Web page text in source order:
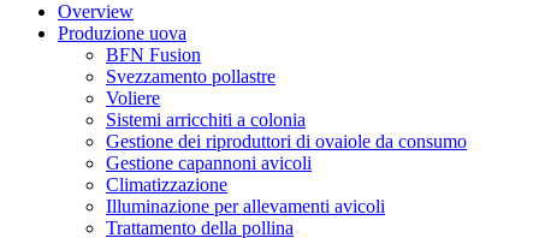
Overview
Produzione uova
BFN Fusion
Svezzamento pollastre
Voliere
Sistemi arricchiti a colonia
Gestione dei riproduttori di ovaiole da consumo
Gestione capannoni avicoli
Climatizzazione
Illuminazione per allevamenti avicoli
Trattamento della pollina